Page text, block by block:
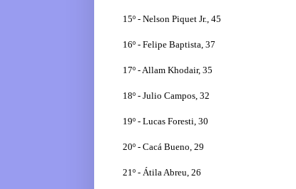
15º - Nelson Piquet Jr., 45
16º - Felipe Baptista, 37
17º - Allam Khodair, 35
18º - Julio Campos, 32
19º - Lucas Foresti, 30
20º - Cacá Bueno, 29
21º - Átila Abreu, 26